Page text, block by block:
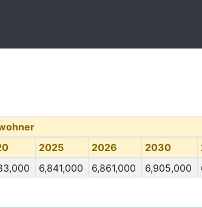
2025 2026 2030
6,841,000 6,861,000 6,905,000